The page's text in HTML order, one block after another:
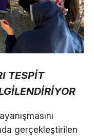
TESPİT
gerçekleştirilen